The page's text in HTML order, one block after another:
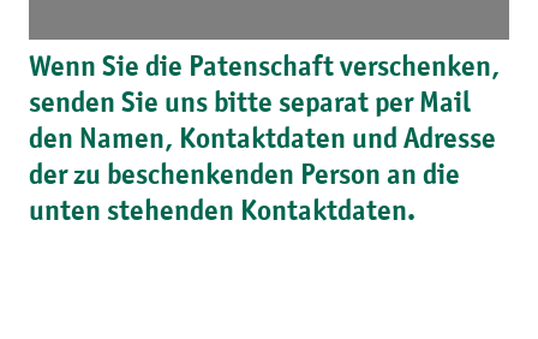
Wenn Sie die Patenschaft verschenken,
senden Sie uns bitte separat per Mail
den Namen, Kontaktdaten und Adresse
der zu beschenkenden Person an die
unten stehenden Kontaktdaten.